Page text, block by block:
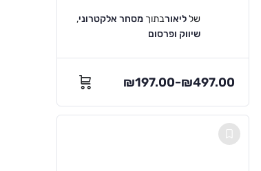
שלליאורבתוך מסחר אלקטרוני,
שיווק ופרסום
₪197.00–₪497.00